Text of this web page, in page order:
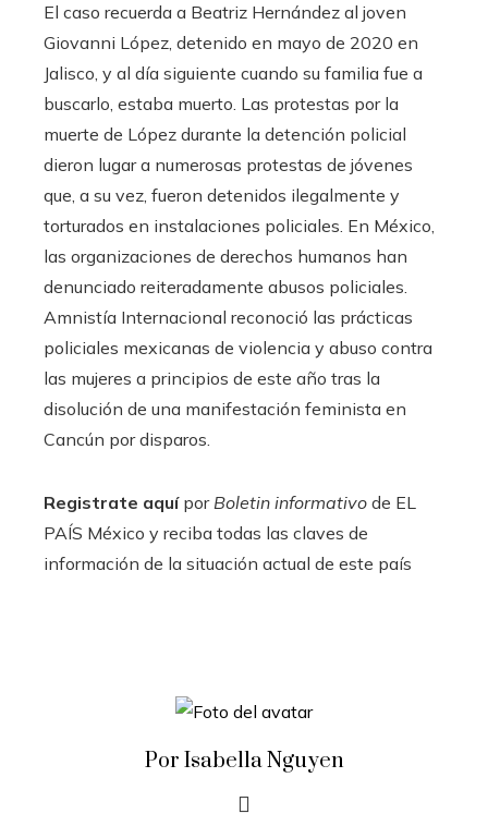
El caso recuerda a Beatriz Hernández al joven
Giovanni López, detenido en mayo de 2020 en
Jalisco, y al día siguiente cuando su familia fue a
buscarlo, estaba muerto. Las protestas por la
muerte de López durante la detención policial
dieron lugar a numerosas protestas de jóvenes
que, a su vez, fueron detenidos ilegalmente y
torturados en instalaciones policiales. En México,
las organizaciones de derechos humanos han
denunciado reiteradamente abusos policiales.
Amnistía Internacional reconoció las prácticas
policiales mexicanas de violencia y abuso contra
las mujeres a principios de este año tras la
disolución de una manifestación feminista en
Cancún por disparos.
Registrate aquí porBoletin informativo de EL
PAÍS México y reciba todas las claves de
información de la situación actual de este país
Por Isabella Nguyen